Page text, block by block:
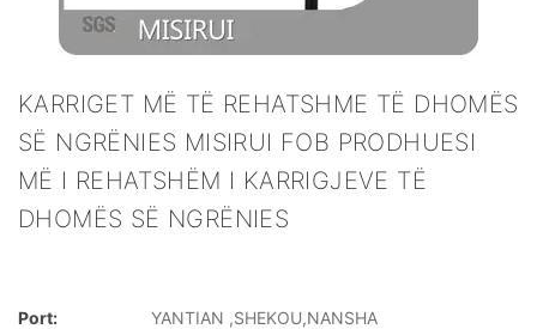
KARRIGET MË TË REHATSHME TË DHOMËS
SË NGRËNIES MISIRUI FOB PRODHUESI
MË I REHATSHËM I KARRIGJEVE TË
DHOMËS SË NGRËNIES
Port:
YANTIAN ,SHEKOU,NANSHA